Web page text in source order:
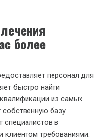
более
персонал для
быстро найти
из самых
базу
специалистов в
клиентом требованиями.